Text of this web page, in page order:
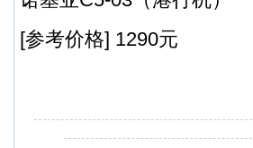
[参考价格] 1290元